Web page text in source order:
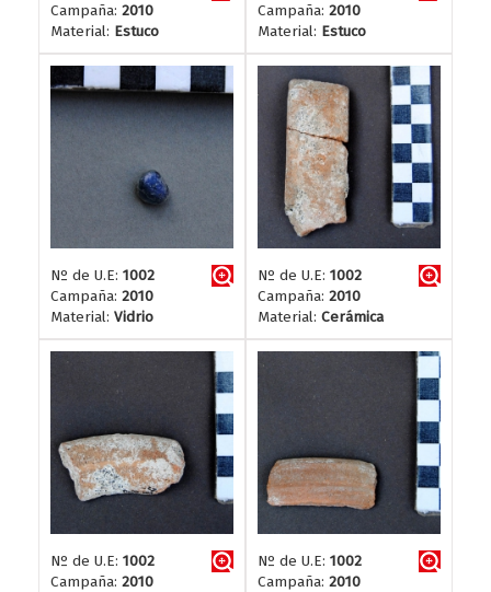
Campaña: 2010
Material: Estuco
Campaña: 2010
Material: Estuco
Nº de U.E: 1002
Campaña: 2010
Material: Vidrio
Nº de U.E: 1002
Campaña: 2010
Material: Cerámica
Nº de U.E: 1002
Campaña: 2010
Nº de U.E: 1002
Campaña: 2010